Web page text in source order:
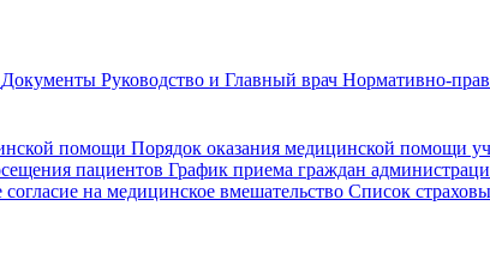
Документы Руководство и Главный врач Нормативно-
помощи Порядок оказания медицинской помощи
пациентов График приема граждан
на медицинское вмешательство Список